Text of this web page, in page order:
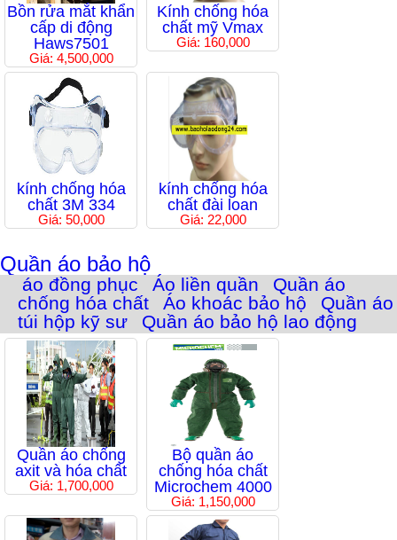
Bồn rửa mắt khẩn
cấp di động
Haws7501
Giá: 4,500,000
Kính chống hóa
chất mỹ Vmax
Giá: 160,000
kính chống hóa
chất 3M 334
Giá: 50,000
kính chống hóa
chất đài loan
Giá: 22,000
Quần áo bảo hộ
áo đồng phục Áo liền quần
Quần áo
chống hóa chất
Áo khoác bảo hộ
Quần áo
túi hộp kỹ sư
Quần áo bảo hộ lao động
Quần áo chống
axit và hóa chất
Giá: 1,700,000
Bộ quần áo
chống hóa chất
Microchem 4000
Giá: 1,150,000